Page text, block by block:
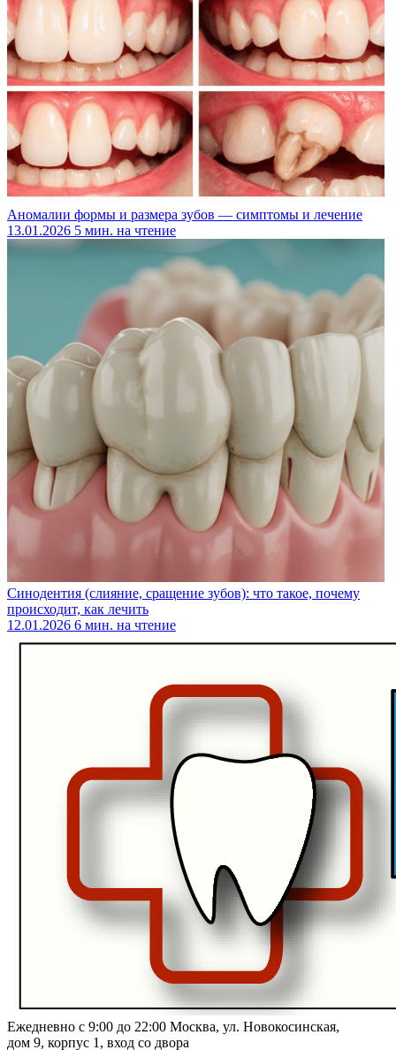
Аномалии формы и размера зубов — симптомы и лечение
13.01.2026 5 мин. на чтение
Синодентия (слияние, сращение зубов): что такое, почему
происходит, как лечить
12.01.2026 6 мин. на чтение
Ежедневно с 9:00 до 22:00 Москва, ул. Новокосинская,
дом 9, корпус 1, вход со двора